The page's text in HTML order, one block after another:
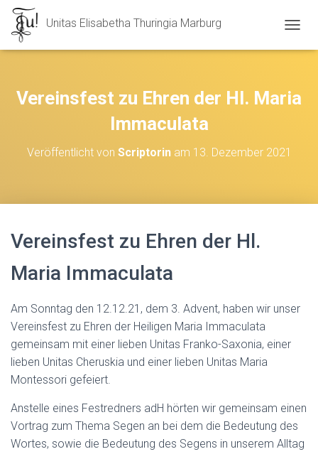
Unitas Elisabetha Thuringia Marburg
A
A
Vereinsfest zu Ehren der Hl. Maria
Immaculata
Veröffentlicht von Scriptorinam 13. Dezember 2021
Vereinsfest zu Ehren der Hl.
Maria Immaculata
Am Sonntag den 12.12.21, dem 3. Advent, haben wir unser
Vereinsfest zu Ehren der Heiligen Maria Immaculata
gemeinsam mit einer lieben Unitas Franko-Saxonia, einer
lieben Unitas Cheruskia und einer lieben Unitas Maria
Montessori gefeiert.
Anstelle eines Festredners adH hörten wir gemeinsam einen
Vortrag zum Thema Segen an bei dem die Bedeutung des
Wortes, sowie die Bedeutung des Segens in unserem Alltag